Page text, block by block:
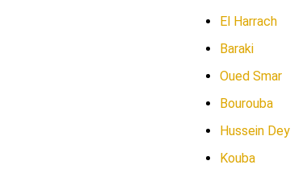
El Harrach
Baraki
Oued Smar
Bourouba
Hussein Dey
Kouba